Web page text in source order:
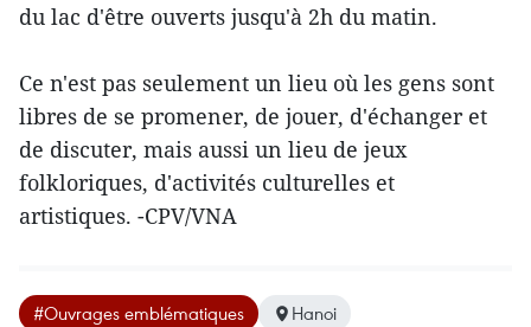
du lac d'être ouverts jusqu'à 2h du matin.
Ce n'est pas seulement un lieu où les gens sont
libres de se promener, de jouer, d'échanger et
de discuter, mais aussi un lieu de jeux
folkloriques, d'activités culturelles et
artistiques. -CPV/VNA
#Ouvrages emblématiques Hanoi